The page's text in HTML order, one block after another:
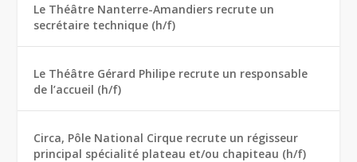
Le Théâtre Nanterre-Amandiers recrute un
secrétaire technique (h/f)
Le Théâtre Gérard Philipe recrute un responsable
de l’accueil (h/f)
Circa, Pôle National Cirque recrute un régisseur
principal spécialité plateau et/ou chapiteau (h/f)